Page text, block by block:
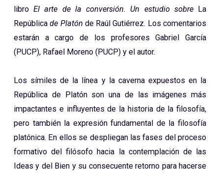
libroEl arte de la conversión. Un estudio sobre La
República de Platón de Raúl Gutiérrez. Los comentarios
estarán a cargo de los profesores Gabriel García
(PUCP), Rafael Moreno (PUCP) y el autor.
Los símiles de la línea y la caverna expuestos en la
República de Platón son una de las imágenes más
impactantes e influyentes de la historia de la filosofía,
pero también la expresión fundamental de la filosofía
platónica. En ellos se despliegan las fases del proceso
formativo del filósofo hacia la contemplación de las
Ideas y del Bien y su consecuente retorno para hacerse